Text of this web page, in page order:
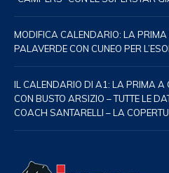
MODIFICA CALENDARIO: LA PRIMA
PALAVERDE CON CUNEO PER
IL CALENDARIO DI A1: LA PRIMA A
CON BUSTO ARSIZIO – TUTTE LE
COACH SANTARELLI – LA